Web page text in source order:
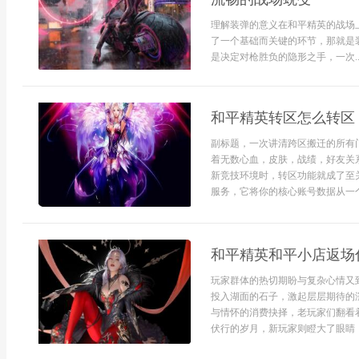
理解装弹的意义在和平精英的战
了一个基础而关键的环节，那就
是决定对枪胜负的隐形之手，一次
和平精英转区怎么转
副标题，一次讲清跨区搬迁的所
着无数心血，皮肤，战绩，好友
新竞技环境时，转区功能就成了
服务，它将你的核心账号数据从
和平精英和平小店返
玩家群体的热切期盼与复杂心情
投入湖面的石子，激起层层期待
与情怀的消费抉择，老玩家们翻
伏行的岁月，新玩家则瞪大了眼